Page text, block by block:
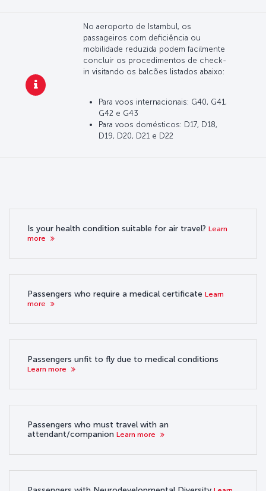
No aeroporto de Istambul, os
passageiros com deficiência ou
mobilidade reduzida podem facilmente
concluir os procedimentos de check-
in visitando os balcões listados abaixo:
Para voos internacionais: G40, G41,
G42 e G43
Para voos domésticos: D17, D18,
D19, D20, D21 e D22
Is your health condition suitable for air travel? Learn
more
Passengers who require a medical certificate Learn
more
Passengers unfit to fly due to medical conditions
Learn more
Passengers who must travel with an
attendant/companion Learn more